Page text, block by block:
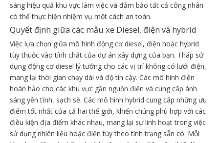
sáng hiệu quả khu vực làm việc và đảm bảo tất cả công nhân
có thể thực hiện nhiệm vụ một cách an toàn.
Quyết định giữa các mẫu xe Diesel, điện và hybrid
Việc lựa chọn giữa mô hình động cơ diesel, điện hoặc hybrid
tùy thuộc vào tính chất của dự án xây dựng của bạn. Tháp sử
dụng động cơ diesel lý tưởng cho các vị trí không có lưới điện,
mang lại thời gian chạy dài và độ tin cậy. Các mô hình điện
hoàn hảo cho các khu vực gần nguồn điện và cung cấp ánh
sáng yên tĩnh, sạch sẽ. Các mô hình hybrid cung cấp những ưu
điểm tốt nhất của cả hai thế giới, khiến chúng phù hợp với các
điều kiện địa điểm khác nhau, mang lại sự linh hoạt trong việc
sử dụng nhiên liệu hoặc điện tùy theo tình trạng sẵn có. Mỗi